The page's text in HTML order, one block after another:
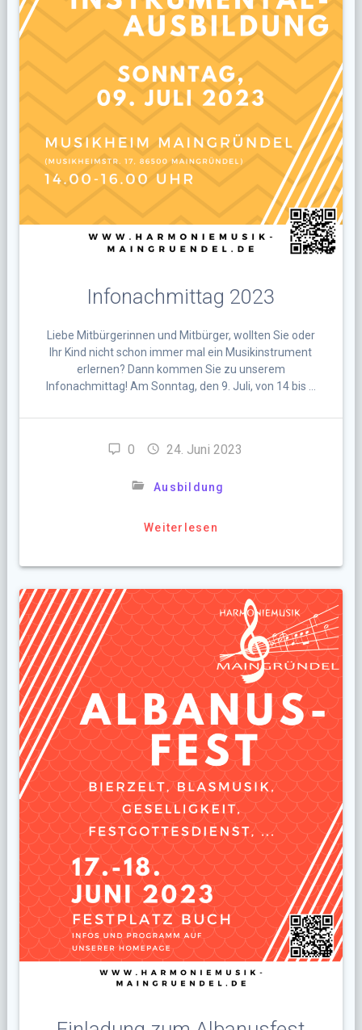
Infonachmittag 2023
Liebe Mitbürgerinnen und Mitbürger, wollten Sie oder
Ihr Kind nicht schon immer mal ein Musikinstrument
erlernen? Dann kommen Sie zu unserem
Infonachmittag! Am Sonntag, den 9. Juli, von 14 bis …
0 24. Juni 2023
Ausbildung
Weiterlesen